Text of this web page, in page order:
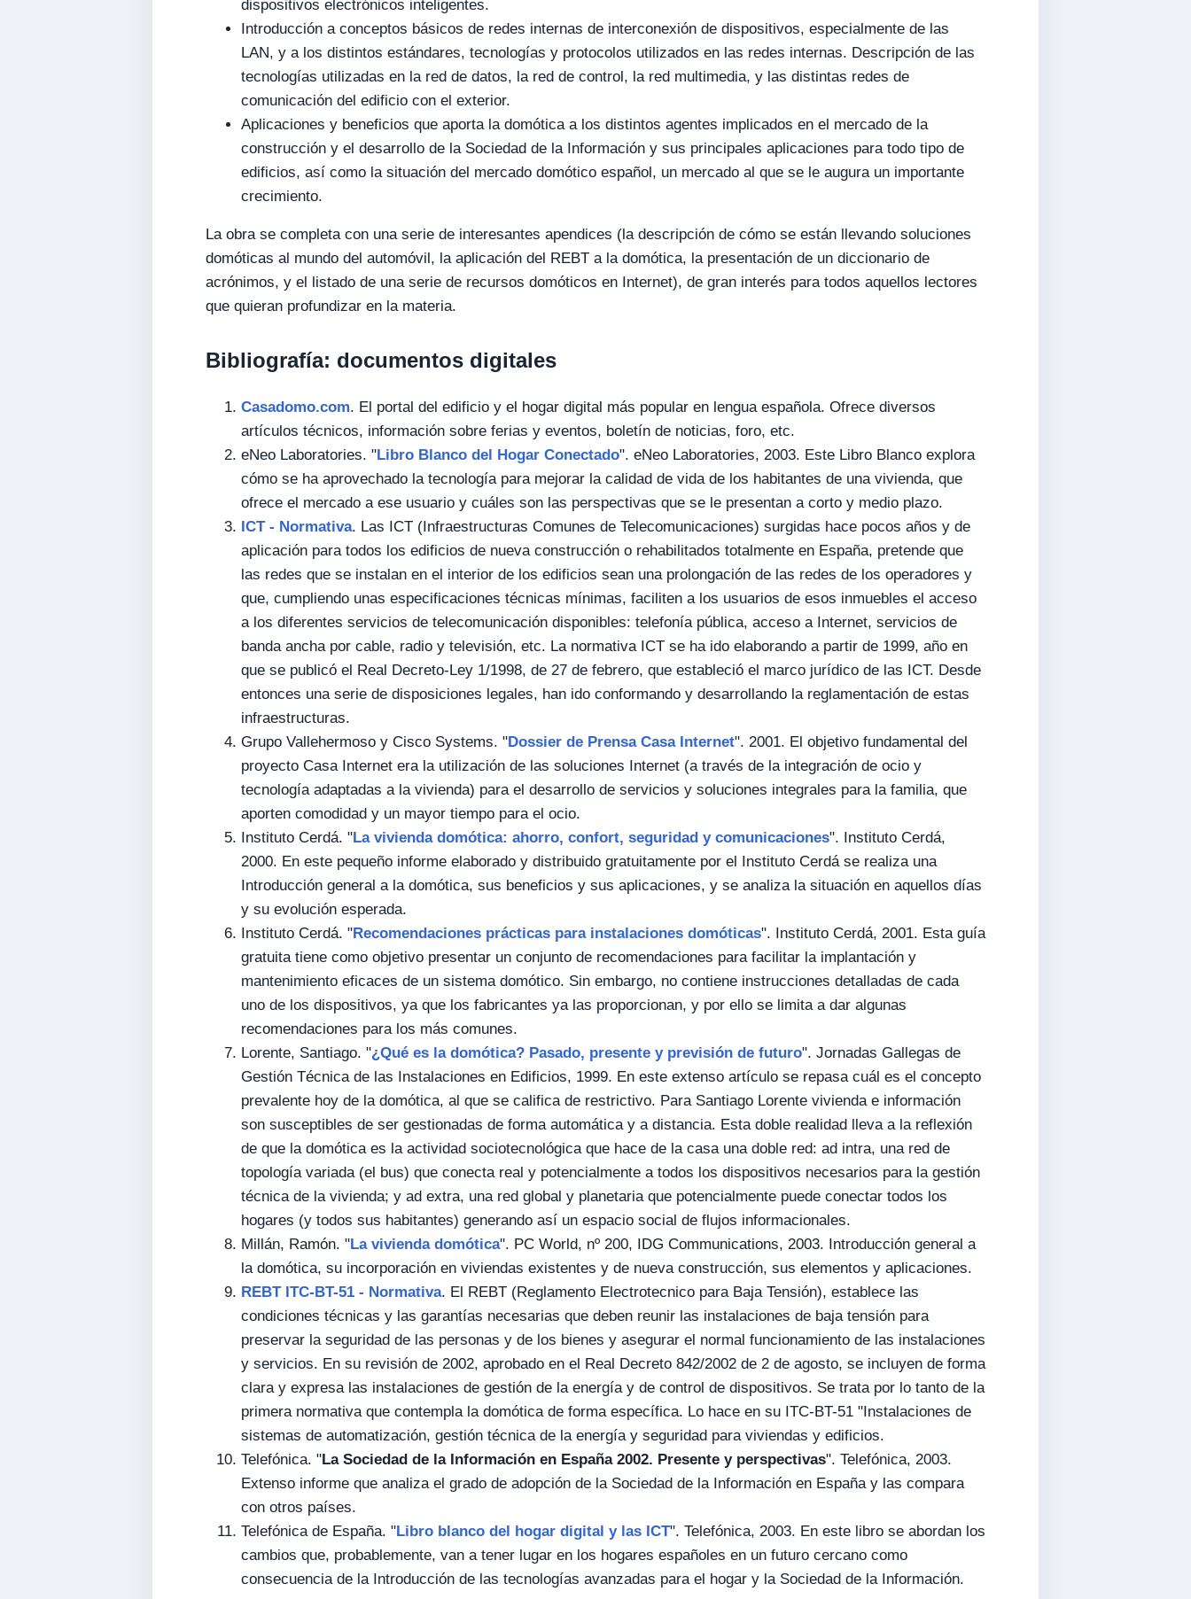
dispositivos electrónicos inteligentes.
Introducción a conceptos básicos de redes internas de interconexión de dispositivos, especialmente de las
LAN, y a los distintos estándares, tecnologías y protocolos utilizados en las redes internas. Descripción de las
tecnologías utilizadas en la red de datos, la red de control, la red multimedia, y las distintas redes de
comunicación del edificio con el exterior.
Aplicaciones y beneficios que aporta la domótica a los distintos agentes implicados en el mercado de la
construcción y el desarrollo de la Sociedad de la Información y sus principales aplicaciones para todo tipo de
edificios, así como la situación del mercado domótico español, un mercado al que se le augura un importante
crecimiento.
La obra se completa con una serie de interesantes apendices (la descripción de cómo se están llevando soluciones
domóticas al mundo del automóvil, la aplicación del REBT a la domótica, la presentación de un diccionario de
acrónimos, y el listado de una serie de recursos domóticos en Internet), de gran interés para todos aquellos lectores
que quieran profundizar en la materia.
Bibliografía: documentos digitales
Casadomo.com. El portal del edificio y el hogar digital más popular en lengua española. Ofrece diversos
artículos técnicos, información sobre ferias y eventos, boletín de noticias, foro, etc.
eNeo Laboratories. "Libro Blanco del Hogar Conectado". eNeo Laboratories, 2003. Este Libro Blanco explora
cómo se ha aprovechado la tecnología para mejorar la calidad de vida de los habitantes de una vivienda, que
ofrece el mercado a ese usuario y cuáles son las perspectivas que se le presentan a corto y medio plazo.
ICT - Normativa. Las ICT (Infraestructuras Comunes de Telecomunicaciones) surgidas hace pocos años y de
aplicación para todos los edificios de nueva construcción o rehabilitados totalmente en España, pretende que
las redes que se instalan en el interior de los edificios sean una prolongación de las redes de los operadores y
que, cumpliendo unas especificaciones técnicas mínimas, faciliten a los usuarios de esos inmuebles el acceso
a los diferentes servicios de telecomunicación disponibles: telefonía pública, acceso a Internet, servicios de
banda ancha por cable, radio y televisión, etc. La normativa ICT se ha ido elaborando a partir de 1999, año en
que se publicó el Real Decreto-Ley 1/1998, de 27 de febrero, que estableció el marco jurídico de las ICT. Desde
entonces una serie de disposiciones legales, han ido conformando y desarrollando la reglamentación de estas
infraestructuras.
Grupo Vallehermoso y Cisco Systems. "Dossier de Prensa Casa Internet". 2001. El objetivo fundamental del
proyecto Casa Internet era la utilización de las soluciones Internet (a través de la integración de ocio y
tecnología adaptadas a la vivienda) para el desarrollo de servicios y soluciones integrales para la familia, que
aporten comodidad y un mayor tiempo para el ocio.
Instituto Cerdá. "La vivienda domótica: ahorro, confort, seguridad y comunicaciones". Instituto Cerdá,
2000. En este pequeño informe elaborado y distribuido gratuitamente por el Instituto Cerdá se realiza una
Introducción general a la domótica, sus beneficios y sus aplicaciones, y se analiza la situación en aquellos días
y su evolución esperada.
Instituto Cerdá. "Recomendaciones prácticas para instalaciones domóticas". Instituto Cerdá, 2001. Esta guía
gratuita tiene como objetivo presentar un conjunto de recomendaciones para facilitar la implantación y
mantenimiento eficaces de un sistema domótico. Sin embargo, no contiene instrucciones detalladas de cada
uno de los dispositivos, ya que los fabricantes ya las proporcionan, y por ello se limita a dar algunas
recomendaciones para los más comunes.
Lorente, Santiago. "¿Qué es la domótica? Pasado, presente y previsión de futuro". Jornadas Gallegas de
Gestión Técnica de las Instalaciones en Edificios, 1999. En este extenso artículo se repasa cuál es el concepto
prevalente hoy de la domótica, al que se califica de restrictivo. Para Santiago Lorente vivienda e información
son susceptibles de ser gestionadas de forma automática y a distancia. Esta doble realidad lleva a la reflexión
de que la domótica es la actividad sociotecnológica que hace de la casa una doble red: ad intra, una red de
topología variada (el bus) que conecta real y potencialmente a todos los dispositivos necesarios para la gestión
técnica de la vivienda; y ad extra, una red global y planetaria que potencialmente puede conectar todos los
hogares (y todos sus habitantes) generando así un espacio social de flujos informacionales.
Millán, Ramón. "La vivienda domótica". PC World, nº 200, IDG Communications, 2003. Introducción general a
la domótica, su incorporación en viviendas existentes y de nueva construcción, sus elementos y aplicaciones.
REBT ITC-BT-51 - Normativa. El REBT (Reglamento Electrotecnico para Baja Tensión), establece las
condiciones técnicas y las garantías necesarias que deben reunir las instalaciones de baja tensión para
preservar la seguridad de las personas y de los bienes y asegurar el normal funcionamiento de las instalaciones
y servicios. En su revisión de 2002, aprobado en el Real Decreto 842/2002 de 2 de agosto, se incluyen de forma
clara y expresa las instalaciones de gestión de la energía y de control de dispositivos. Se trata por lo tanto de la
primera normativa que contempla la domótica de forma específica. Lo hace en su ITC-BT-51 "Instalaciones de
sistemas de automatización, gestión técnica de la energía y seguridad para viviendas y edificios.
Telefónica. "La Sociedad de la Información en España 2002. Presente y perspectivas". Telefónica, 2003.
Extenso informe que analiza el grado de adopción de la Sociedad de la Información en España y las compara
con otros países.
Telefónica de España. "Libro blanco del hogar digital y las ICT". Telefónica, 2003. En este libro se abordan los
cambios que, probablemente, van a tener lugar en los hogares españoles en un futuro cercano como
consecuencia de la Introducción de las tecnologías avanzadas para el hogar y la Sociedad de la Información.